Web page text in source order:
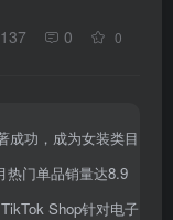
0 0
成功，成为女装类目
热门单品销量达8.9
Shop针对电子